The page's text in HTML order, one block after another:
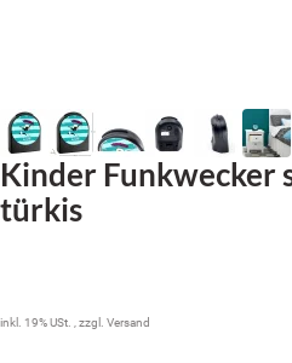
Kinder Funkwecker
türkis
inkl. 19% USt. , zzgl. Versand